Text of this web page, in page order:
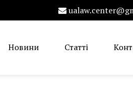
Новини Статті